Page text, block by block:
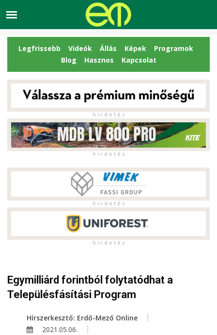
Legfrissebb Videók Állás Képek
Programok
Blog
Hasznos Kapcsolat
h i r d e t é s
h i r d e t é s
h i r d e t é s
h i r d e t é s
Egymilliárd forintból folytatódhat a
Településfásítási Program
Hírszerkesztő: Erdő-Mező Online
2021.05.06.